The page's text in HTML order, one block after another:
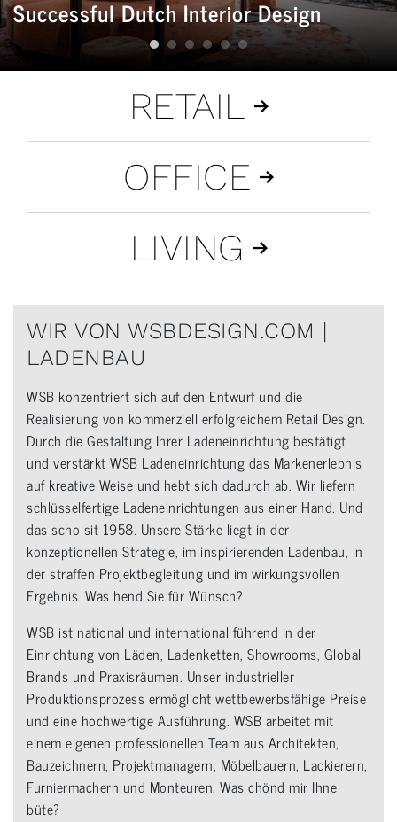
Successful Dutch Interior Design
RETAIL
OFFICE
LIVING
WIR VON WSBDESIGN.COM |
LADENBAU
WSB konzentriert sich auf den Entwurf und die
Realisierung von kommerziell erfolgreichem Retail Design.
Durch die Gestaltung Ihrer Ladeneinrichtung bestätigt
und verstärkt WSB Ladeneinrichtung das Markenerlebnis
auf kreative Weise und hebt sich dadurch ab. Wir liefern
schlüsselfertige Ladeneinrichtungen aus einer Hand. Und
das scho sit 1958. Unsere Stärke liegt in der
konzeptionellen Strategie, im inspirierenden Ladenbau, in
der straffen Projektbegleitung und im wirkungsvollen
Ergebnis. Was hend Sie für Wünsch?
WSB ist national und international führend in der
Einrichtung von Läden, Ladenketten, Showrooms, Global
Brands und Praxisräumen. Unser industrieller
Produktionsprozess ermöglicht wettbewerbsfähige Preise
und eine hochwertige Ausführung. WSB arbeitet mit
einem eigenen professionellen Team aus Architekten,
Bauzeichnern, Projektmanagern, Möbelbauern, Lackierern,
Furniermachern und Monteuren. Was chönd mir Ihne
büte?